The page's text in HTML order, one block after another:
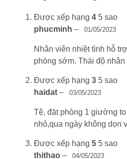
Được xếp hạng 4 5 sao
phucminh – 01/05/2023
Nhân viên nhiệt tình hỗ
phòng sớm. Thái độ
Được xếp hạng 3 5 sao
haidat – 03/05/2023
Tệ, đặt phòng 1 giường
nhỏ,qua ngày không dọn
Được xếp hạng 5 5 sao
thithao – 04/05/2023